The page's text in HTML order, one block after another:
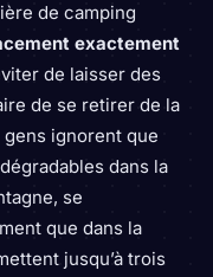
de camping
exactement
de laisser des
de se retirer de la
ignorent que
dans la
se
que dans la
jusqu’à trois